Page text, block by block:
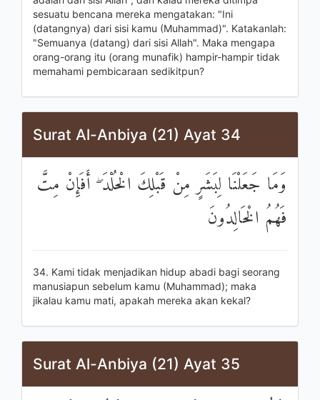
sesuatu bencana mereka mengatakan: "Ini
(datangnya) dari sisi kamu (Muhammad)". Katakanlah:
"Semuanya (datang) dari sisi Allah". Maka mengapa
orang-orang itu (orang munafik) hampir-hampir tidak
memahami pembicaraan sedikitpun?
Surat Al-Anbiya (21) Ayat 34
وَمَا جَعَلْنَا لِبَشَرٍ مِنْ قَبْلِكَ الْخُلْدَ ۖ أَفَإِنْ مِتَّ
فَهُمُ الْخَالِدُونَ
34. Kami tidak menjadikan hidup abadi bagi seorang
manusiapun sebelum kamu (Muhammad); maka
jikalau kamu mati, apakah mereka akan kekal?
Surat Al-Anbiya (21) Ayat 35